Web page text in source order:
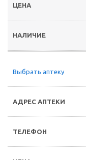
Выбрать аптеку